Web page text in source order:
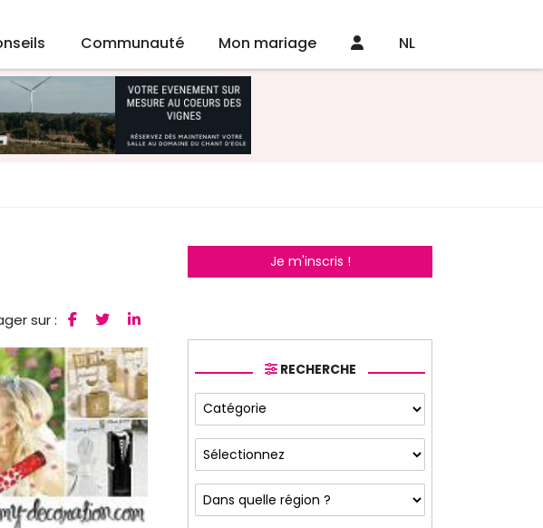
Communauté Mon mariage NL
sur :
Je m'inscris !
RECHERCHE